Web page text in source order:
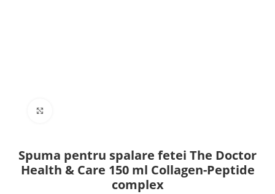
Spuma pentru spalare fetei The Doctor
Health & Care 150 ml Collagen-Peptide
complex